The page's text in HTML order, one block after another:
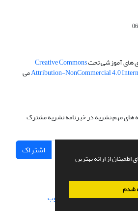
از ارائه بهترین
شدم
های آموزشی تحتCreative Commons
Attribution-NonCommercial 4.0می
های مهم نشریه در خبرنامه نشریه مشترک
اشتراک
طراحی و پیاده سازی از سیناوب